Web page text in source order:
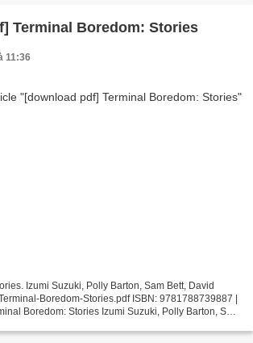
Terminal Boredom: Stories
11:36
Izumi Suzuki, Polly Barton, Sam Bett, David
Boredom-Stories.pdf ISBN: 9781788739887 |
Boredom: Stories Izumi Suzuki, Polly Barton, Sam